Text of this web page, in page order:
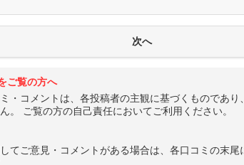
ご覧の方へ
・コメントは、各投稿者の主観に基づくものであ
。 ご覧の方の自己責任においてご利用ください。
てご意見・コメントがある場合は、各口コミの末